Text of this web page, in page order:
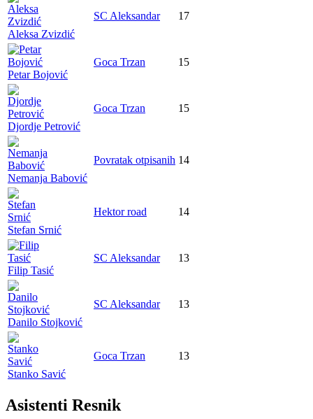
Aleksa Zvizdić
SC Aleksandar 17
Petar Bojović
Goca Trzan 15
Djordje Petrović
Goca Trzan 15
Nemanja Babović
Povratak otpisanih 14
Stefan Srnić
Hektor road 14
Filip Tasić
SC Aleksandar 13
Danilo Stojković
SC Aleksandar 13
Stanko Savić
Goca Trzan 13
Asistenti Resnik